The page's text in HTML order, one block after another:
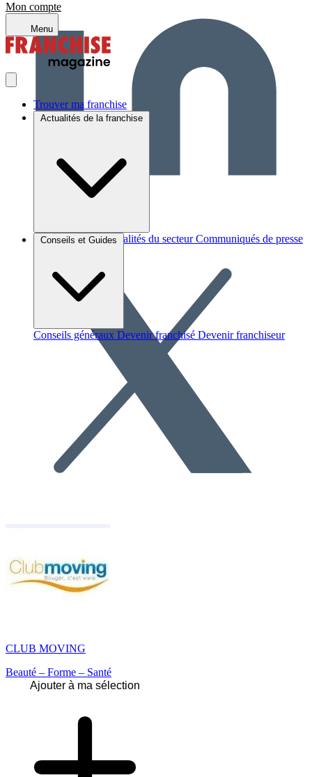
Mon compte
Menu
Trouver ma franchise
Actualités de la franchise
Brèves et actus Actualités du secteur Communiqués de presse
Conseils et Guides
Conseils généraux Devenir franchisé Devenir franchiseur
CLUB MOVING
Beauté – Forme – Santé
Ajouter à ma sélection